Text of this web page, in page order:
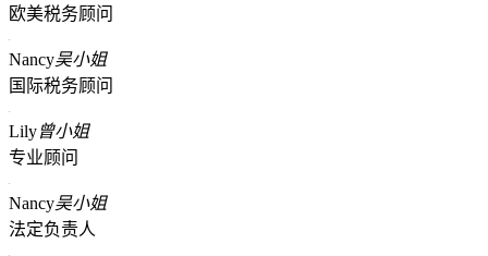
欧美税务顾问
Nancy吴小姐
国际税务顾问
Lily曾小姐
专业顾问
Nancy吴小姐
法定负责人